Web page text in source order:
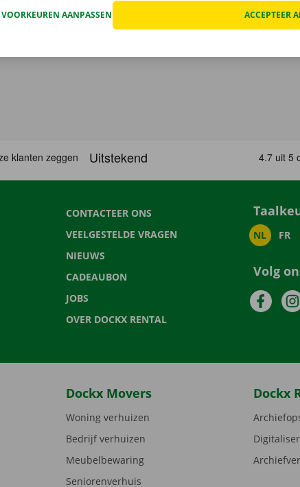
CONTACTEER ONS
VEELGESTELDE VRAGEN
NIEUWS
CADEAUBON
JOBS
OVER DOCKX RENTAL
NL FR
Volg
Dockx Movers
Woning verhuizen
Bedrijf verhuizen
Meubelbewaring
Seniorenverhuis
Dockx
VOORKEUREN AANPASSEN ACCEPTEER